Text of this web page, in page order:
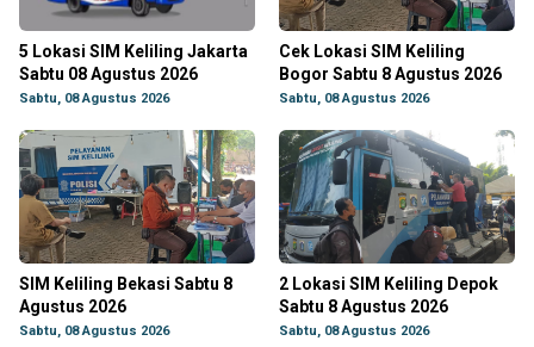
5 Lokasi SIM Keliling Jakarta
Sabtu 08 Agustus 2026
Sabtu, 08 Agustus 2026
Cek Lokasi SIM Keliling
Bogor Sabtu 8 Agustus 2026
Sabtu, 08 Agustus 2026
SIM Keliling Bekasi Sabtu 8
Agustus 2026
Sabtu, 08 Agustus 2026
2 Lokasi SIM Keliling Depok
Sabtu 8 Agustus 2026
Sabtu, 08 Agustus 2026